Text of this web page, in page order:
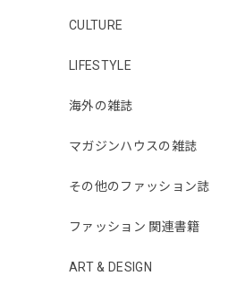
CULTURE
LIFESTYLE
海外の雑誌
マガジンハウスの雑誌
その他のファッション誌
ファッション 関連書籍
ART & DESIGN